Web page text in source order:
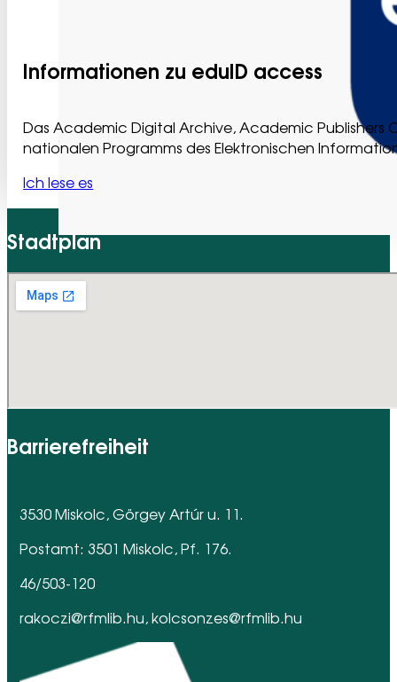
Informationen zu eduID access
Das Academic Digital Archive, Academic Publishers
nationalen Programms des Elektronischen
Ich lese es
Stadtplan
Barrierefreiheit
3530 Miskolc, Görgey Artúr u. 11.
Postamt: 3501 Miskolc, Pf. 176.
46/503-120
rakoczi@rfmlib.hu, kolcsonzes@rfmlib.hu